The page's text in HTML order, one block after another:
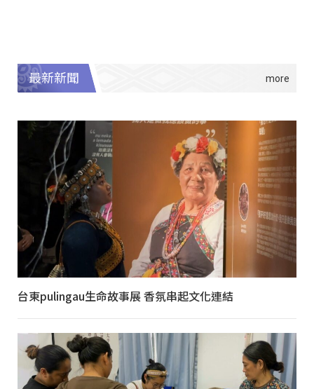
最新新聞
台東pulingau生命故事展 香氛串起文化連結